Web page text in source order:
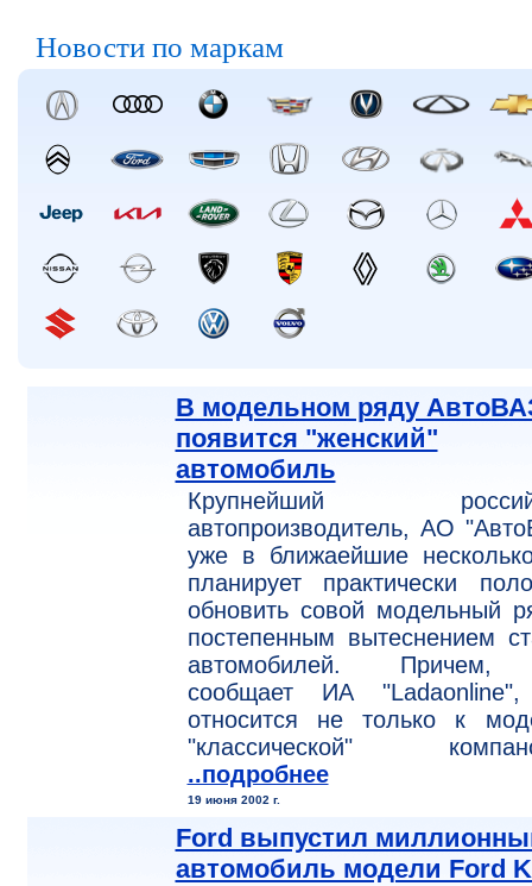
Новости по маркам
В модельном ряду
появится "женский"
автомобиль
Крупнейший
автопроизводитель, АО
уже в ближаейшие
планирует практически
обновить совой модельный
постепенным вытеснением
автомобилей. Причем,
сообщает ИА
относится не только к
"классической"
..подробнее
19 июня 2002 г.
Ford выпустил
автомобиль модели Ford